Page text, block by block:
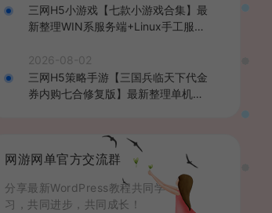
三网H5小游戏【七款小游戏合集】最
新整理WIN系服务端+Linux手工服务
2026-08-02
三网H5策略手游【三国兵临天下代金
券内购七合修复版】最新整理单机一
端+详细搭建教程+视频教程
网游网单官方交流群
分享最新WordPress教程共同学
习，共同进步，共同成长！